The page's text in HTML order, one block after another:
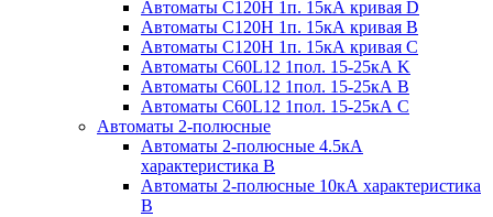
Автоматы С120H 1п. 15кА кривая D
Автоматы С120H 1п. 15кА кривая В
Автоматы С120H 1п. 15кА кривая С
Автоматы С60L12 1пол. 15-25кА K
Автоматы С60L12 1пол. 15-25кА В
Автоматы С60L12 1пол. 15-25кА С
Автоматы 2-полюсные
Автоматы 2-полюсные 4.5кА
характеристика В
Автоматы 2-полюсные 10кА характеристика
B